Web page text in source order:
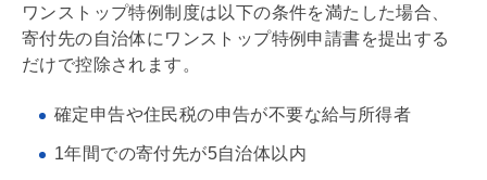
ワンストップ特例制度は以下の条件を満たした場合、
寄付先の自治体にワンストップ特例申請書を提出する
だけで控除されます。
確定申告や住民税の申告が不要な給与所得者
1年間での寄付先が5自治体以内